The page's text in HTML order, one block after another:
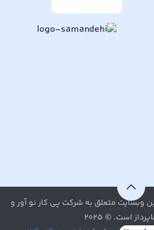
وبسایت متعلق به شرکت پی کار نو آور و
است. © ۲۰۲۵